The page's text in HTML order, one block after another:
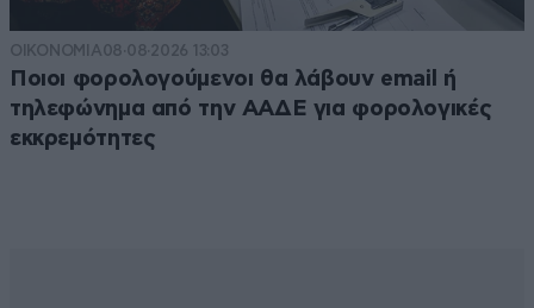
ΟΙΚΟΝΟΜΙΑ08·08·2026 13:03
Ποιοι φορολογούμενοι θα λάβουν email ή
τηλεφώνημα από την ΑΑΔΕ για φορολογικές
εκκρεμότητες